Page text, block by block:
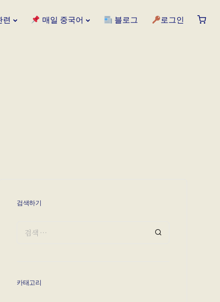
련 매일 중국어 블로그 로그인
검색하기
카태고리